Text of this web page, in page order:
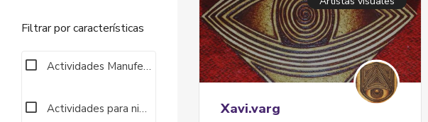
Filtrar por características
Actividades Manufectureras
Actividades para niños Xavi.varg